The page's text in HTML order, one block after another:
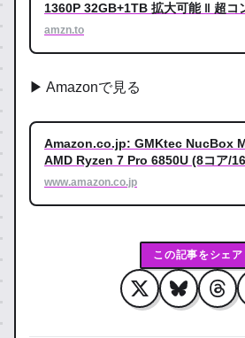
1360P 32GB+1TB 拡大可能 ‖ 超コ
pc ‖ 4画面出力/最大8K 60Hz 作業効
機器
amzn.to
▶ Amazonで見る
Amazon.co.jp: GMKtec NucBox
AMD Ryzen 7 Pro 6850U (8コア/
4.70GHz) | 16GB DDR5 RAM +
www.amazon.co.jp
この記事をシェア